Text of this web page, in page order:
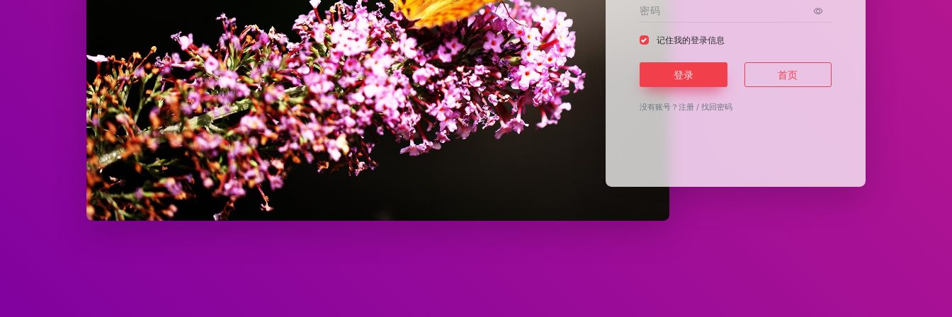
记住我的登录信息
登录 首页
没有账号？注册 /找回密码